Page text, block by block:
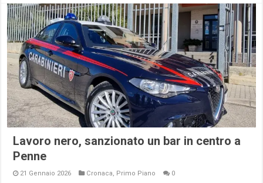
Lavoro nero, sanzionato un bar in centro a
Penne
21 Gennaio 2026 Cronaca, Primo Piano 0